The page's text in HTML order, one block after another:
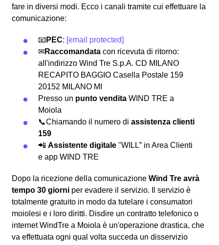
fare in diversi modi. Ecco i canali tramite cui effettuare la
comunicazione:
📧 PEC: [email protected]
✉Raccomandata con ricevuta di ritorno:
all'indirizzo Wind Tre S.p.A. CD MILANO
RECAPITO BAGGIO Casella Postale 159
20152 MILANO MI
Presso un punto vendita WIND TRE a
Moiola
📞Chiamando il numero di assistenza clienti
159
📲 Assistente digitale "WILL” in Area Clienti
e app WIND TRE
Dopo la ricezione della comunicazione Wind Tre avrà
tempo 30 giorni per evadere il servizio. Il servizio è
totalmente gratuito in modo da tutelare i consumatori
moiolesi e i loro diritti. Disdire un contratto telefonico o
internet WindTre a Moiola è un'operazione drastica, che
va effettuata ogni qual volta succeda un disservizio